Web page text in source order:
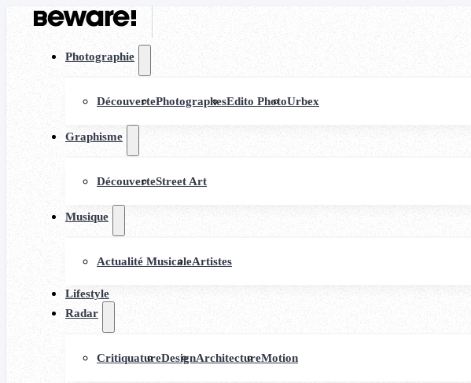
Photographie
DécouvertePhotographesEdito PhotoUrbex
Graphisme
DécouverteStreet Art
Musique
Actualité MusicaleArtistes
Lifestyle
Radar
CritiquatureDesignArchitectureMotion